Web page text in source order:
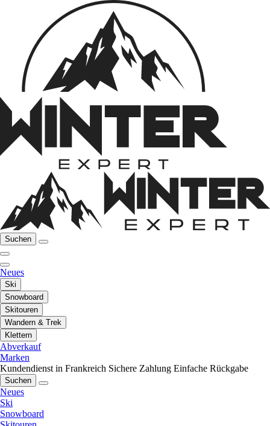
Suchen
Neues
Ski
Snowboard
Skitouren
Wandern & Trek
Klettern
Abverkauf
Marken
Kundendienst in Frankreich Sichere Zahlung Einfache Rückgabe
Suchen
Neues
Ski
Snowboard